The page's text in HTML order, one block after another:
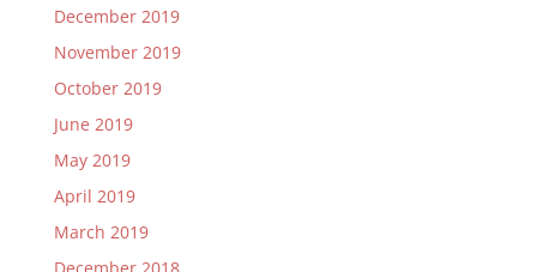
December 2019
November 2019
October 2019
June 2019
May 2019
April 2019
March 2019